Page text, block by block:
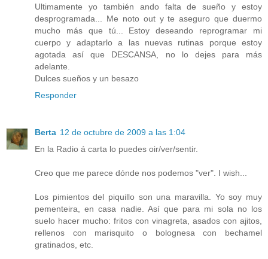
Ultimamente yo también ando falta de sueño y estoy
desprogramada... Me noto out y te aseguro que duermo
mucho más que tú... Estoy deseando reprogramar mi
cuerpo y adaptarlo a las nuevas rutinas porque estoy
agotada así que DESCANSA, no lo dejes para más
adelante.
Dulces sueños y un besazo
Responder
Berta 12 de octubre de 2009 a las 1:04
En la Radio á carta lo puedes oir/ver/sentir.
Creo que me parece dónde nos podemos "ver". I wish...
Los pimientos del piquillo son una maravilla. Yo soy muy
pementeira, en casa nadie. Así que para mi sola no los
suelo hacer mucho: fritos con vinagreta, asados con ajitos,
rellenos con marisquito o bolognesa con bechamel
gratinados, etc.